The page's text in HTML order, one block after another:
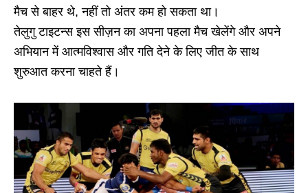
मैच से बाहर थे, नहीं तो अंतर कम हो सकता था।
तेलुगु टाइटन्स इस सीज़न का अपना पहला मैच खेलेंगे और अपने
अभियान में आत्मविश्वास और गति देने के लिए जीत के साथ
शुरुआत करना चाहते हैं।